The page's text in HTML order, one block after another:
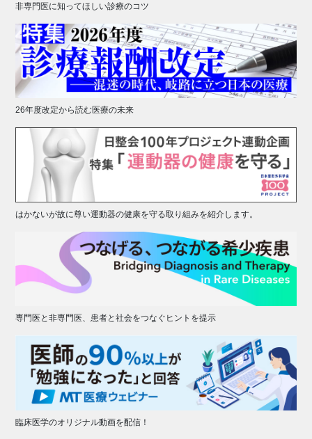
非専門医に知ってほしい診療のコツ
26年度改定から読む医療の未来
はかないが故に尊い運動器の健康を守る取り組みを紹介します。
専門医と非専門医、患者と社会をつなぐヒントを提示
臨床医学のオリジナル動画を配信！